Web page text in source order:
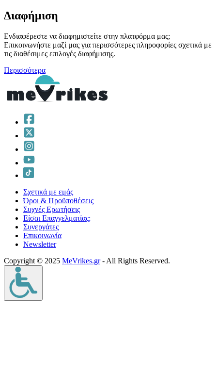
Διαφήμιση
Ενδιαφέρεστε να διαφημιστείτε στην πλατφόρμα μας;
Επικοινωνήστε μαζί μας για περισσότερες πληροφορίες σχετικά με
τις διαθέσιμες επιλογές διαφήμισης.
Περισσότερα
Σχετικά με εμάς
Όροι & Προϋποθέσεις
Συχνές Ερωτήσεις
Είσαι Επαγγελματίας;
Συνεργάτες
Επικοινωνία
Νewsletter
Copyright © 2025 MeVrikes.gr- All Rights Reserved.